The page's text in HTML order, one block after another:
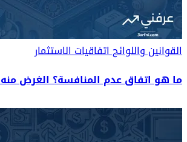
القوانين واللوائحاتفاقيات الاستثمار
ما هو اتفاق عدم المنافسة؟ الغرض